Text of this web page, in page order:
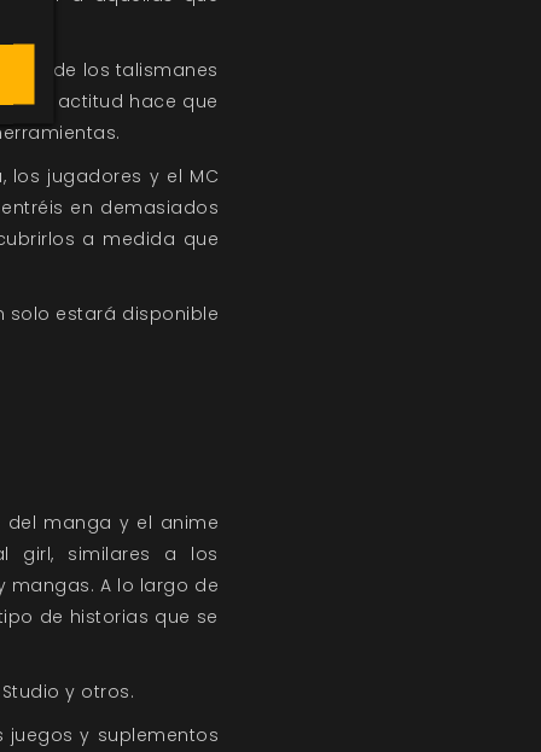
de los talismanes
Esta actitud hace que
jugadores y el MC
en demasiados
a medida que
solo estará disponible
del manga y el anime
girl, similares a los
A lo largo de
de historias que se
y otros.
juegos y suplementos